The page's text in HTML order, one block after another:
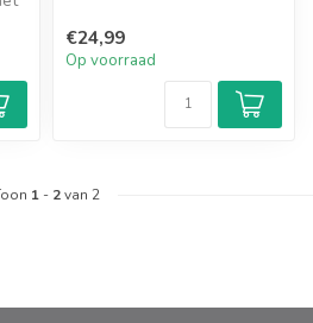
€24,99
Op voorraad
1 - 2van 2